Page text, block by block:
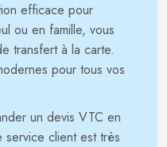
efficace pour
ou en famille, vous
transfert à la carte.
pour tous vos
un devis VTC en
client est très